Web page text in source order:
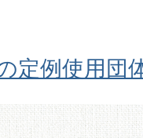
定例使用団